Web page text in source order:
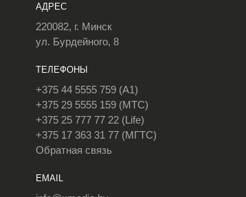
АДРЕС
220082, г. Минск
ул. Бурдейного, 8
ТЕЛЕФОНЫ
+375 44 5555 759 (A1)
+375 29 5555 159 (МТС)
+375 25 777 77 22 (Life)
+375 17 363 31 77 (МГТС)
Обратная связь
EMAIL